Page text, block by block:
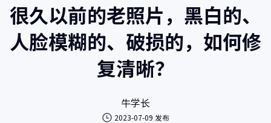
很久以前的老照片，黑白的、
人脸模糊的、破损的，如何修
复清晰？
牛学长
2023-07-09 发布